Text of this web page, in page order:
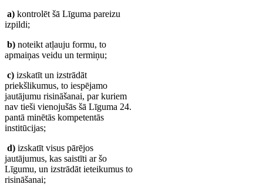
a) kontrolēt šā Līguma pareizu
izpildi;
b) noteikt atļauju formu, to
apmaiņas veidu un termiņu;
c) izskatīt un izstrādāt
priekšlikumus, to iespējamo
jautājumu risināšanai, par kuriem
nav tieši vienojušās šā Līguma 24.
pantā minētās kompetentās
institūcijas;
d) izskatīt visus pārējos
jautājumus, kas saistīti ar šo
Līgumu, un izstrādāt ieteikumus to
risināšanai;